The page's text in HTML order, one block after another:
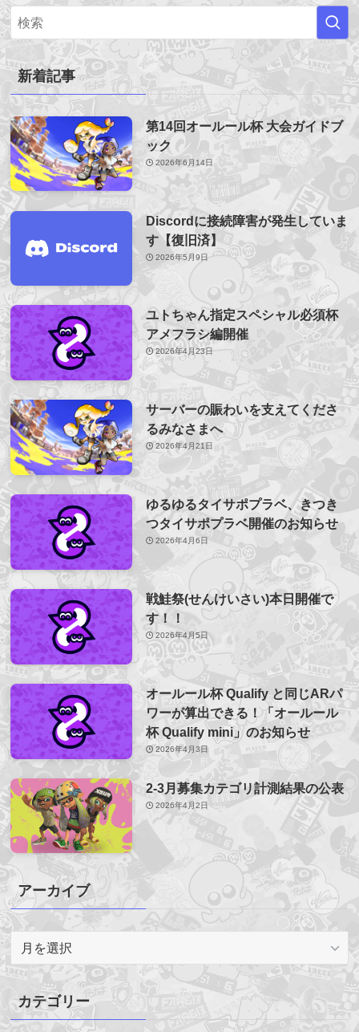
新着記事
第14回オールール杯 大会ガイドブ
ック
2026年6月14日
Discordに接続障害が発生していま
す【復旧済】
2026年5月9日
ユトちゃん指定スペシャル必須杯
アメフラシ編開催
2026年4月23日
サーバーの賑わいを支えてくださ
るみなさまへ
2026年4月21日
ゆるゆるタイサポプラベ、きつき
つタイサポプラベ開催のお知らせ
2026年4月6日
戦鮭祭(せんけいさい)本日開催で
す！！
2026年4月5日
オールール杯 Qualify と同じARパ
ワーが算出できる！「オールール
杯 Qualify mini」のお知らせ
2026年4月3日
2-3月募集カテゴリ計測結果の公表
2026年4月2日
アーカイブ
カ
イ
ブ
カテゴリー